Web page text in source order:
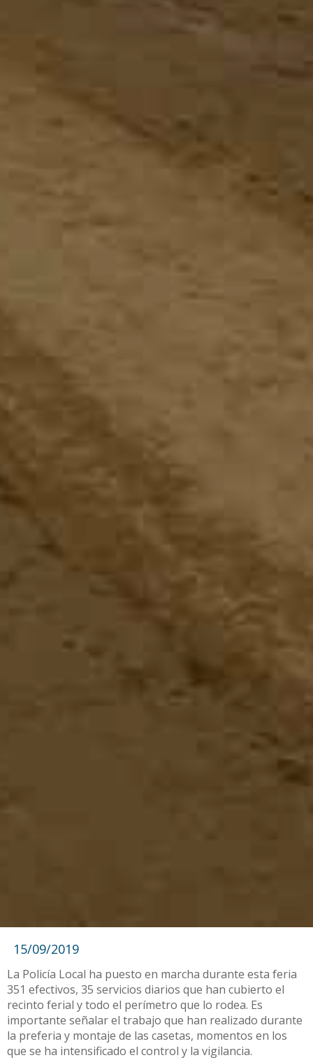
15/09/2019
La Policía Local ha puesto en marcha durante esta feria
351 efectivos, 35 servicios diarios que han cubierto el
recinto ferial y todo el perímetro que lo rodea. Es
importante señalar el trabajo que han realizado durante
la preferia y montaje de las casetas, momentos en los
que se ha intensificado el control y la vigilancia.